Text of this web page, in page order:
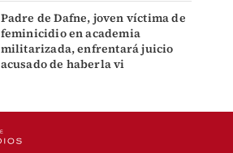
Padre de Dafne, joven víctima de
feminicidio en academia
militarizada, enfrentará juicio
acusado de haberla vi